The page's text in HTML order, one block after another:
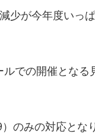
少が今年度いっ
での開催となる
のみの対応となり